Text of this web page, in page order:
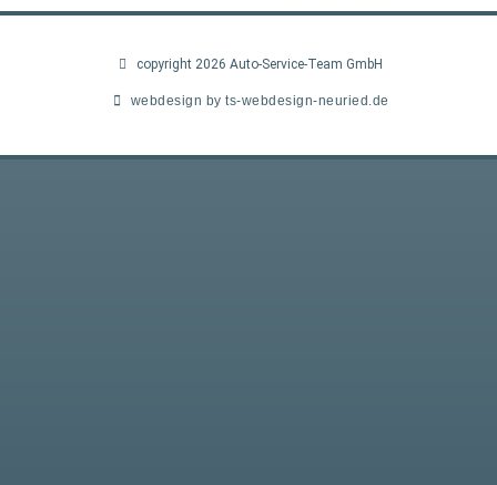
copyright 2026 Auto-Service-Team GmbH
webdesign by ts-webdesign-neuried.de